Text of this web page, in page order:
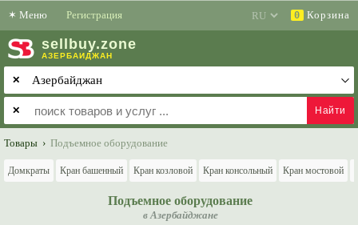
✶ Меню Регистрация 0 Корзина
sell buy.zone
АЗЕРБАЙДЖАН
✕
✕
Товары › Подъемное оборудование
Домкраты Кран башенный Кран козловой Кран консольный Кран мостовой
Подъемное оборудование
в Азербайджане